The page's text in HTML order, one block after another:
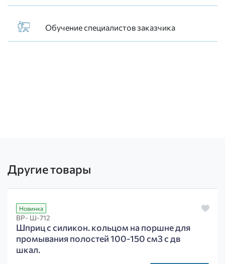
Обучение специалистов заказчика
Другие товары
Новинка
ВР- Ш-712
Шприц с силикон. кольцом на поршне для
промывания полостей 100-150 см3 с дв
шкал.